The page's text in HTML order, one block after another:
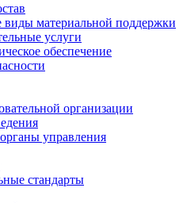
материальной поддержки
услуги
обеспечение
организации
управления
стандарты